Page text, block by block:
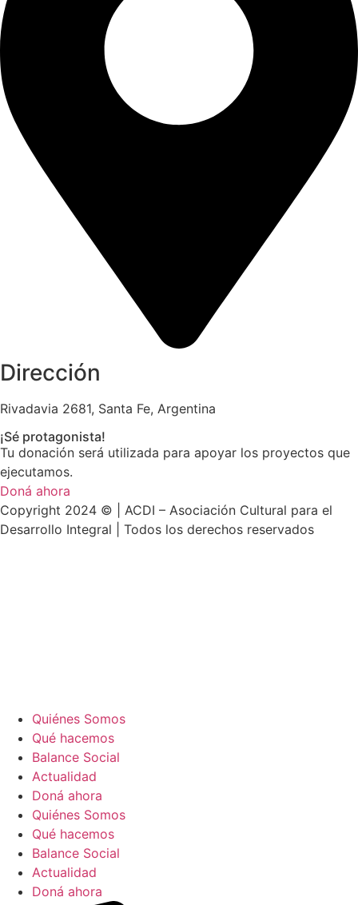
Dirección
Rivadavia 2681, Santa Fe, Argentina
¡Sé protagonista!
Tu donación será utilizada para apoyar los proyectos que
ejecutamos.
Doná ahora
Copyright 2024 © | ACDI – Asociación Cultural para el
Desarrollo Integral | Todos los derechos reservados
Quiénes Somos
Qué hacemos
Balance Social
Actualidad
Doná ahora
Quiénes Somos
Qué hacemos
Balance Social
Actualidad
Doná ahora